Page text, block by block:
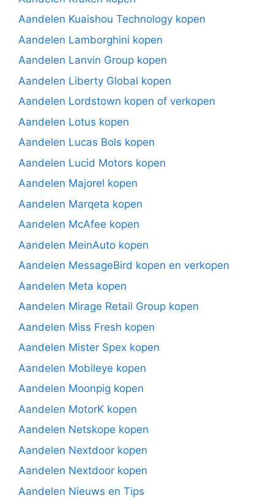
Aandelen Kuaishou Technology kopen
Aandelen Lamborghini kopen
Aandelen Lanvin Group kopen
Aandelen Liberty Global kopen
Aandelen Lordstown kopen of verkopen
Aandelen Lotus kopen
Aandelen Lucas Bols kopen
Aandelen Lucid Motors kopen
Aandelen Majorel kopen
Aandelen Marqeta kopen
Aandelen McAfee kopen
Aandelen MeinAuto kopen
Aandelen MessageBird kopen en verkopen
Aandelen Meta kopen
Aandelen Mirage Retail Group kopen
Aandelen Miss Fresh kopen
Aandelen Mister Spex kopen
Aandelen Mobileye kopen
Aandelen Moonpig kopen
Aandelen MotorK kopen
Aandelen Netskope kopen
Aandelen Nextdoor kopen
Aandelen Nextdoor kopen
Aandelen Nieuws en Tips